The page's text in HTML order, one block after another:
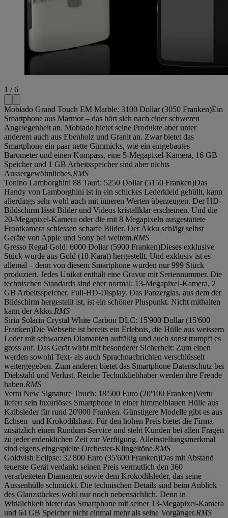
1 / 6
Mobiado Grand Touch EM Marble: 3100 Dollar (3050 Franken)Ein
Smartphone aus Marmor – das hört sich nach einer schweren
Angelegenheit an. Mobiado bietet seine Produkte aber unter
anderem auch aus Ebenholz und Granit an. Zwar bietet das
Smartphone ein paar nette Gimmicks, wie ein eingebautes
Barometer und einen Kompass, eine 5-Megapixel-Kamera, 16 GB
Speicher und 1 GB Arbeitsspeicher sind aber nichts
Aussergewöhnliches.RMS
Tonino Lamborghini 88 Tauri: 5250 Dollar (5150 Franken)Das
Handy von Lamborghini ist in ein schickes Lederkleid gehüllt, kann
allerdings sehr wohl auch mit inneren Werten überzeugen. Der HD-
Bildschirm lässt Bilder und Videos kristallklar erscheinen. Und die
20-Megapixel-Kamera oder die mit 8 Megapixeln ausgestattete
Frontkamera schiessen scharfe Bilder. Der Akku schlägt selbst
Geräte von Apple und Sony bei weitem.RMS
Gresso Regal Gold: 6000 Dollar (5900 Franken)Dieses exklusive
Stück wurde aus Gold (18 Karat) hergestellt. Und exklusiv ist es
allemal – denn von diesem Smartphone wurden nur 999 Stück
produziert. Jedes Unikat enthält eine Gravur mit Seriennummer. Die
technischen Standards sind eher normal: 13-Megapixel-Kamera, 2
GB Arbeitsspeicher, Full-HD-Display. Das Panzerglas, aus dem der
Bildschirm hergestellt ist, ist ein schöner Pluspunkt. Nicht mithalten
kann der Akku.RMS
Sirin Solarin Crystal White Carbon DLC: 15'900 Dollar (15'600
Franken)Die Webseite ist bereits ein Erlebnis, die Hülle aus weissem
Leder mit schwarzen Diamanten auffällig und auch sonst trumpft es
gross auf. Das Gerät wirbt mit besonderer Sicherheit: Zum einen
werden sowohl Text- als auch Sprachnachrichten verschlüsselt
weitergegeben. Zum anderen bietet das Smartphone Datenschutz bei
Diebstahl und Verlust. Reiche Technikliebhaber werden ihre Freude
haben.RMS
Vertu New Signature Touch: 18'500 Euro (20'100 Franken)Vertu
liefert sein luxuriöses Smartphone in einer himmelblauen Hülle aus
Kalbsleder für rund 20'000 Franken. Günstigere Modelle gibt es aus
Echsen- und Krokodilshaut. Für den hohen Preis bietet die Firma
zusätzlich einen Rundum-Service und steht Kunden bei allen Fragen
zu jeder erdenklichen Zeit zur Verfügung. Alleinstellungsmerkmal
sind eigens eingespielte Orchester-Klingeltöne.RMS
Goldvish Eclipse: 32'800 Euro (35'600 Franken)Das mit Abstand
teuerste Gerät verdankt seinen Preis vermutlich den 360
verarbeiteten Diamanten sowie dem Krokodilsleder, das seine
Aussenhülle schmückt. Die technischen Details sind beim Anblick
des Glanzstückes wohl nur noch nebensächlich. Denn in
Wirklichkeit bietet das Smartphone mit seiner 13-Megapixel-Kamera
und 64 GB Speicher nicht einmal mehr als seine Vorgänger.RMS